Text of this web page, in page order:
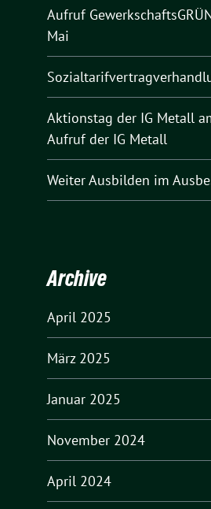
Aufruf
Mai
Aktionstag der IG Metall
Aufruf der IG Metall
Weiter Ausbilden im
Archive
April 2025
März 2025
Januar 2025
November 2024
April 2024